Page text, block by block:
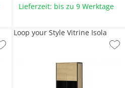
Lieferzeit: bis zu 9 Werktage
Loop your Style Vitrine Isola